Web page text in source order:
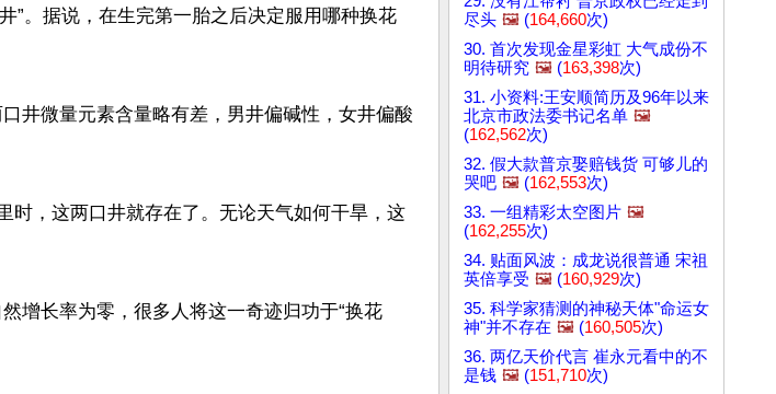
”。据说，在生完第一胎之后决定服用哪种换花
井微量元素含量略有差，男井偏碱性，女井偏酸
时，这两口井就存在了。无论天气如何干旱，这
增长率为零，很多人将这一奇迹归功于“换花
尽头 🖼️ (164,660次)
30. 首次发现金星彩虹 大气成份不
明待研究 🖼️ (163,398次)
31. 小资料:王安顺简历及96年以来
北京市政法委书记名单 🖼️
(162,562次)
32. 假大款普京娶赔钱货 可够儿的
哭吧 🖼️ (162,553次)
33. 一组精彩太空图片 🖼️
(162,255次)
34. 贴面风波：成龙说很普通 宋祖
英倍享受 🖼️ (160,929次)
35. 科学家猜测的神秘天体"命运女
神"并不存在 🖼️ (160,505次)
36. 两亿天价代言 崔永元看中的不
是钱 🖼️ (151,710次)